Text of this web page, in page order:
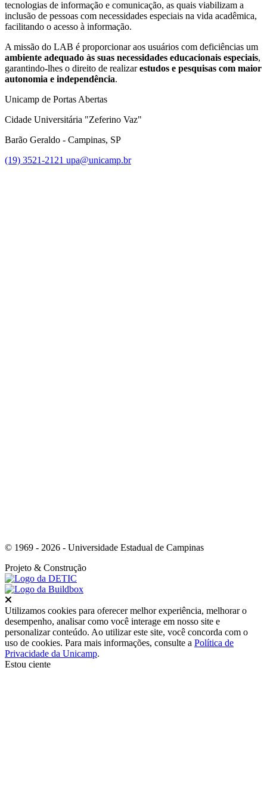
tecnologias de informação e comunicação, as quais viabilizam a
inclusão de pessoas com necessidades especiais na vida acadêmica,
facilitando o acesso à informação.
A missão do LAB é proporcionar aos usuários com deficiências um
ambiente adequado às suas necessidades educacionais especiais,
garantindo-lhes o direito de realizarestudos e pesquisas com maior
autonomia e independência.
Unicamp de Portas Abertas
Cidade Universitária "Zeferino Vaz"
Barão Geraldo - Campinas, SP
(19) 3521-2121 upa@unicamp.br
© 1969 - 2026 - Universidade Estadual de Campinas
Projeto & Construção
Utilizamos cookies para oferecer melhor experiência, melhorar o
desempenho, analisar como você interage em nosso site e
personalizar conteúdo. Ao utilizar este site, você concorda com o
uso de cookies. Para mais informações, consulte a Política de
Privacidade da Unicamp.
Estou ciente